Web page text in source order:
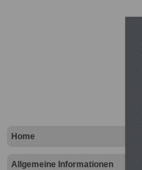
Home
Allgemeine Informationen